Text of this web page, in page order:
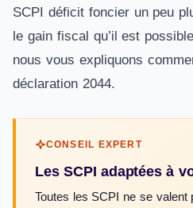
SCPI déficit foncier un peu
le gain fiscal qu’il est
nous vous expliquons
déclaration 2044.
CONSEIL EXPERT
Les SCPI adaptées à
Toutes les SCPI ne se valent